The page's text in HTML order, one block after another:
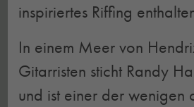
inspiriertes Riffing
In einem Meer von
Gitarristen sticht Randy
und ist einer der wenigen